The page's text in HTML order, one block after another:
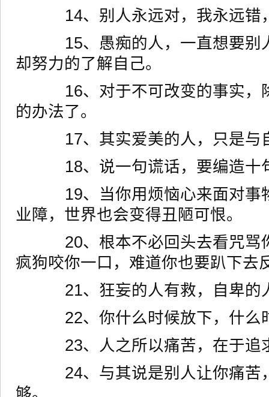
14、别人永远对，我永远错
15、愚痴的人，一直想要别
却努力的了解自己。
16、对于不可改变的事实，
的办法了。
17、其实爱美的人，只是与
18、说一句谎话，要编造十
19、当你用烦恼心来面对事
业障，世界也会变得丑陋可恨。
20、根本不必回头去看咒骂
疯狗咬你一口，难道你也要趴下去
21、狂妄的人有救，自卑的
22、你什么时候放下，什么
23、人之所以痛苦，在于追
24、与其说是别人让你痛苦
够。